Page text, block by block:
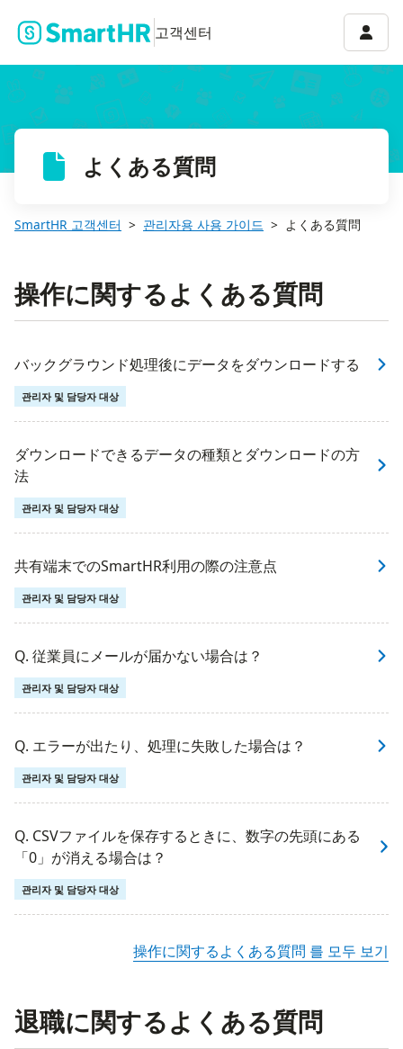
고객센터 계정
よくある質問
SmartHR 고객센터 관리자용 사용 가이드 よくある質問
操作に関するよくある質問
バックグラウンド処理後にデータをダウンロードする
관리자 및 담당자 대상
ダウンロードできるデータの種類とダウンロードの方
法
관리자 및 담당자 대상
共有端末でのSmartHR利用の際の注意点
관리자 및 담당자 대상
Q. 従業員にメールが届かない場合は？
관리자 및 담당자 대상
Q. エラーが出たり、処理に失敗した場合は？
관리자 및 담당자 대상
Q. CSVファイルを保存するときに、数字の先頭にある
「0」が消える場合は？
관리자 및 담당자 대상
操作に関するよくある質問 를 모두 보기
退職に関するよくある質問